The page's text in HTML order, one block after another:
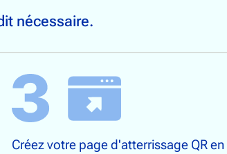
nécessaire.
Créez votre page d'atterrissage QR en